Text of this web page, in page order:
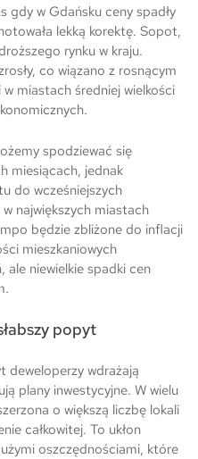
gdy w Gdańsku ceny spadły
lekką korektę. Sopot,
rynku w kraju.
co wiązano z rosnącym
miastach średniej wielkości
spodziewać się
miesiącach, jednak
do wcześniejszych
największych miastach
będzie zbliżone do inflacji
mieszkaniowych
ale niewielkie spadki cen
popyt
deweloperzy wdrażają
plany inwestycyjne. W wielu
o większą liczbę lokali
całkowitej. To ukłon
oszczędnościami, które